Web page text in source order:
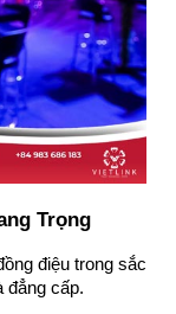
Trọng
điệu trong sắc
đẳng cấp.